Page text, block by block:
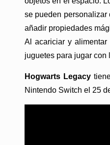
se pueden personalizar
añadir propiedades
Al acariciar y
juguetes para jugar con
Hogwarts Legacy
Nintendo Switch el 25